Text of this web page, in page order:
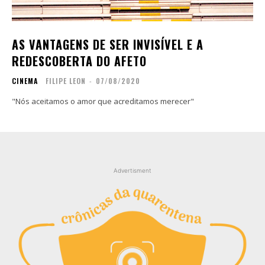
Zine
Autores
Sobre
Contato
Zine
Autores
Sobre
Contato
AS VANTAGENS DE SER INVISÍVEL E A
REDESCOBERTA DO AFETO
CINEMA FILIPE LEON - 07/08/2020
"Nós aceitamos o amor que acreditamos merecer"
Advertisment